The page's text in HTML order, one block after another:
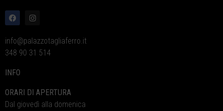
info@palazzotagliaferro.it
348 90 31 514
INFO
ORARI DI APERTURA
Dal giovedì alla domenica